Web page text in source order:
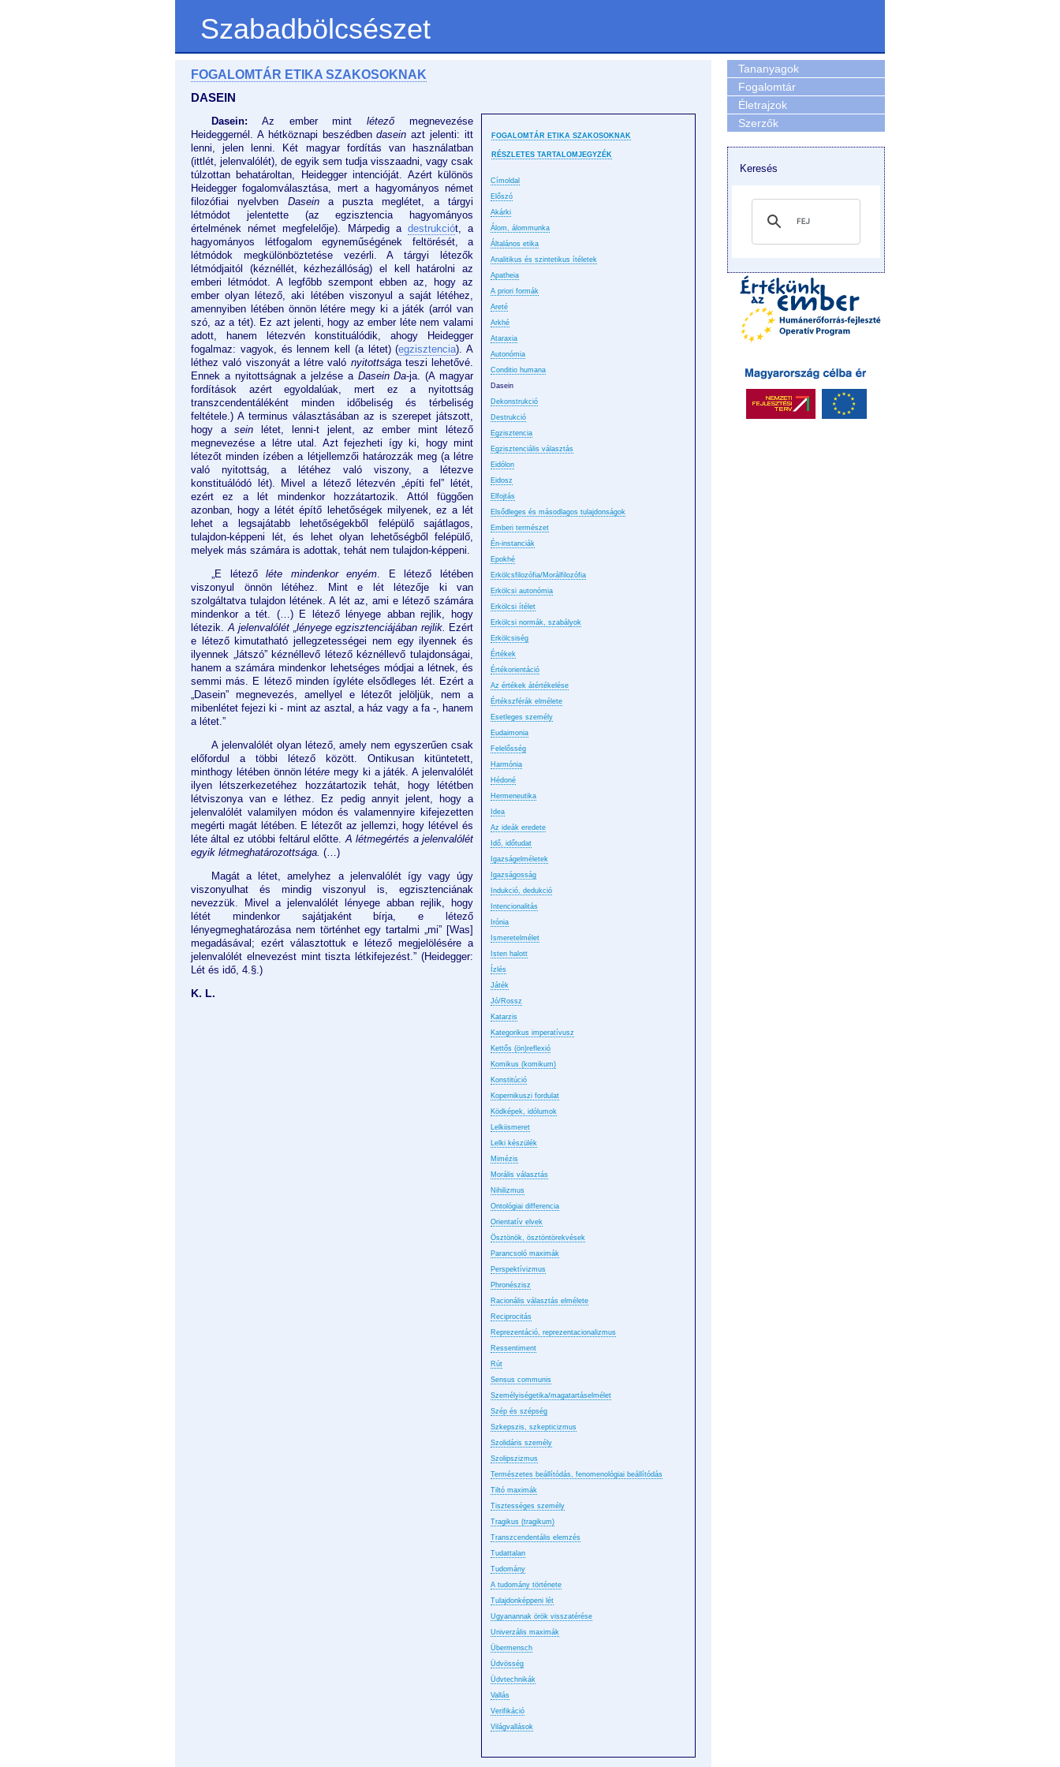
Szabadbölcsészet
FOGALOMTÁR ETIKA SZAKOSOKNAK
DASEIN
FOGALOMTÁR ETIKA SZAKOSOKNAK
RÉSZLETES TARTALOMJEGYZÉK
Címoldal
Előszó
Akárki
Álom, álommunka
Általános etika
Analitikus és szintetikus ítéletek
Apatheia
A priori formák
Areté
Arkhé
Ataraxia
Autonómia
Conditio humana
Dasein
Dekonstrukció
Destrukció
Egzisztencia
Egzisztenciális választás
Eidólon
Eidosz
Elfojtás
Elsődleges és másodlagos tulajdonságok
Emberi természet
Én-instanciák
Epokhé
Erkölcsfilozófia/Morálfilozófia
Erkölcsi autonómia
Erkölcsi ítélet
Erkölcsi normák, szabályok
Erkölcsiség
Értékek
Értékorientáció
Az értékek átértékelése
Értékszférák elmélete
Esetleges személy
Eudaimonia
Felelősség
Harmónia
Hédoné
Hermeneutika
Idea
Az ideák eredete
Idő, időtudat
Igazságelméletek
Igazságosság
Indukció, dedukció
Intencionalitás
Irónia
Ismeretelmélet
Isten halott
Ízlés
Játék
Jó/Rossz
Katarzis
Kategorikus imperatívusz
Kettős (ön)reflexió
Komikus (komikum)
Konstitúció
Kopernikuszi fordulat
Ködképek, idólumok
Lelkiismeret
Lelki készülék
Mimézis
Morális választás
Nihilizmus
Ontológiai differencia
Orientatív elvek
Ösztönök, ösztöntörekvések
Parancsoló maximák
Perspektívizmus
Phronészisz
Racionális választás elmélete
Reciprocitás
Reprezentáció, reprezentacionalizmus
Ressentiment
Rút
Sensus communis
Személyiségetika/magatartáselmélet
Szép és szépség
Szkepszis, szkepticizmus
Szolidáris személy
Szolipszizmus
Természetes beállítódás, fenomenológiai beállítódás
Tiltó maximák
Tisztességes személy
Tragikus (tragikum)
Transzcendentális elemzés
Tudattalan
Tudomány
A tudomány története
Tulajdonképpeni lét
Ugyanannak örök visszatérése
Univerzális maximák
Übermensch
Üdvösség
Üdvtechnikák
Vallás
Verifikáció
Világvallások
Dasein: Az ember mintlétezőmegnevezése
Heideggernél. A hétköznapi beszédbendasein azt jelenti: itt
lenni, jelen lenni. Két magyar fordítás van használatban
(ittlét, jelenvalólét), de egyik sem tudja visszaadni, vagy csak
túlzottan behatároltan, Heidegger intencióját. Azért különös
Heidegger fogalomválasztása, mert a hagyományos német
filozófiai nyelvben Daseina puszta meglétet, a tárgyi
létmódot jelentette (az egzisztencia hagyományos
értelmének német megfelelője). Márpedig a destrukciót, a
hagyományos létfogalom egyneműségének feltörését, a
létmódok megkülönböztetése vezérli. A tárgyi létezők
létmódjaitól (kéznéllét, kézhezállóság) el kell határolni az
emberi létmódot. A legfőbb szempont ebben az, hogy az
ember olyan létező, aki létében viszonyul a saját létéhez,
amennyiben létében önnön létére megy ki a játék (arról van
szó, az a tét). Ez azt jelenti, hogy az ember léte nem valami
adott, hanem létezvén konstituálódik, ahogy Heidegger
fogalmaz: vagyok, és lennem kell (a létet) (egzisztencia). A
léthez való viszonyát a létre való nyitottsága teszi lehetővé.
Ennek a nyitottságnak a jelzése a Dasein Da-ja. (A magyar
fordítások azért egyoldalúak, mert ez a nyitottság
transzcendentáléként minden időbeliség és térbeliség
feltétele.) A terminus választásában az is szerepet játszott,
hogy a sein létet, lenni-t jelent, az ember mint létező
megnevezése a létre utal. Azt fejezheti így ki, hogy mint
létezőt minden ízében a létjellemzői határozzák meg (a létre
való nyitottság, a létéhez való viszony, a létezve
konstituálódó lét). Mivel a létező létezvén „építi fel” létét,
ezért ez a lét mindenkor hozzátartozik. Attól függően
azonban, hogy a létét építő lehetőségek milyenek, ez a lét
lehet a legsajátabb lehetőségekből felépülő sajátlagos,
tulajdon-képpeni lét, és lehet olyan lehetőségből felépülő,
melyek más számára is adottak, tehát nem tulajdon-képpeni.
„E létezőléte mindenkor enyém . E létező létében
viszonyul önnön létéhez. Mint e lét létezője ki van
szolgáltatva tulajdon létének. A lét az, ami e létező számára
mindenkor a tét. (…) E létező lényege abban rejlik, hogy
létezik. A jelenvalólét „lényege egzisztenciájában rejlik. Ezért
e létező kimutatható jellegzetességei nem egy ilyennek és
ilyennek „látszó” kéznéllevő létező kéznéllevő tulajdonságai,
hanem a számára mindenkor lehetséges módjai a létnek, és
semmi más. E létező minden ígyléte elsődleges lét. Ezért a
„Dasein” megnevezés, amellyel e létezőt jelöljük, nem a
mibenlétet fejezi ki - mint az asztal, a ház vagy a fa -, hanem
a létet.”
A jelenvalólét olyan létező, amely nem egyszerűen csak
előfordul a többi létező között. Ontikusan kitüntetett,
minthogy létében önnön létére megy ki a játék. A jelenvalólét
ilyen létszerkezetéhez hozzátartozik tehát, hogy lététben
létviszonya van e léthez. Ez pedig annyit jelent, hogy a
jelenvalólét valamilyen módon és valamennyire kifejezetten
megérti magát létében. E létezőt az jellemzi, hogy létével és
léte által ez utóbbi feltárul előtte. A létmegértés a jelenvalólét
egyik létmeghatározottsága. (…)
Magát a létet, amelyhez a jelenvalólét így vagy úgy
viszonyulhat és mindig viszonyul is, egzisztenciának
nevezzük. Mivel a jelenvalólét lényege abban rejlik, hogy
létét mindenkor sajátjaként bírja, e létező
lényegmeghatározása nem történhet egy tartalmi „mi” [Was]
megadásával; ezért választottuk e létező megjelölésére a
jelenvalólét elnevezést mint tiszta létkifejezést.” (Heidegger:
Lét és idő, 4.§.)
K. L.
Tananyagok
Fogalomtár
Életrajzok
Szerzők
Keresés